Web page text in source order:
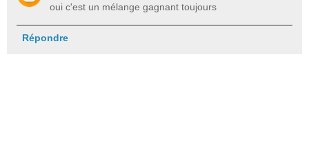
oui c'est un mélange gagnant toujours
Répondre